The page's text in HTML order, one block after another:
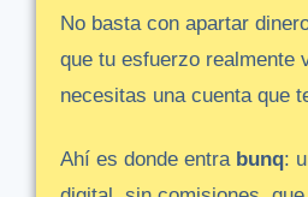
No basta con apartar
que tu esfuerzo realmente
necesitas una cuenta que
Ahí es donde entra bunq: